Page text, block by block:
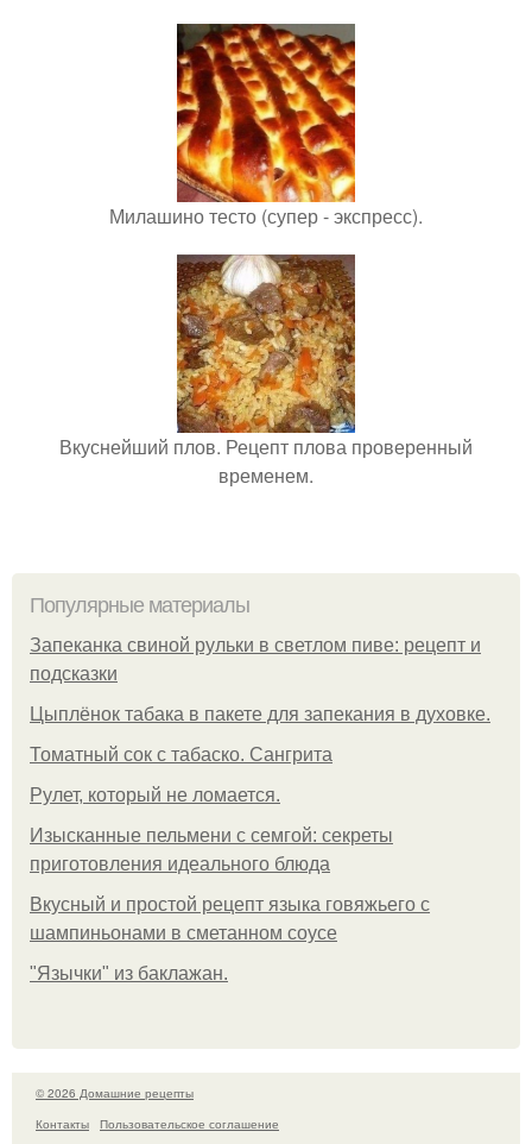
Милашино тесто (супер - экспресс).
Вкуснейший плов. Рецепт плова проверенный
временем.
Популярные материалы
Запеканка свиной рульки в светлом пиве: рецепт и
подсказки
Цыплёнок табака в пакете для запекания в духовке.
Томатный сок с табаско. Сангрита
Рулет, который не ломается.
Изысканные пельмени с семгой: секреты
приготовления идеального блюда
Вкусный и простой рецепт языка говяжьего с
шампиньонами в сметанном соусе
"Язычки" из баклажан.
© 2026 Домашние рецепты
Контакты
Пользовательское соглашение